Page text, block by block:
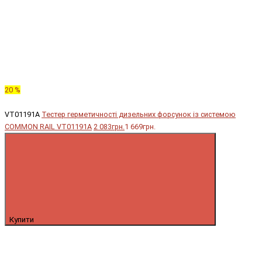
20 %
VT01191A Тестер герметичності дизельних форсунок із системою
COMMON RAIL VT01191A 2 083грн.1 669грн.
Купити